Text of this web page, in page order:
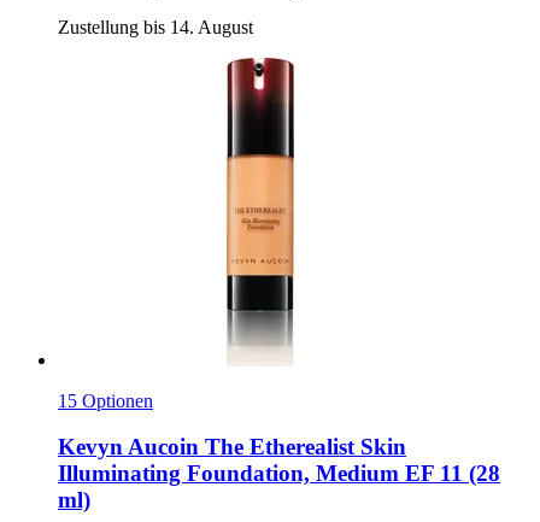
Zustellung bis 14. August
15 Optionen
Kevyn Aucoin The Etherealist Skin
Illuminating Foundation, Medium EF 11 (28
ml)